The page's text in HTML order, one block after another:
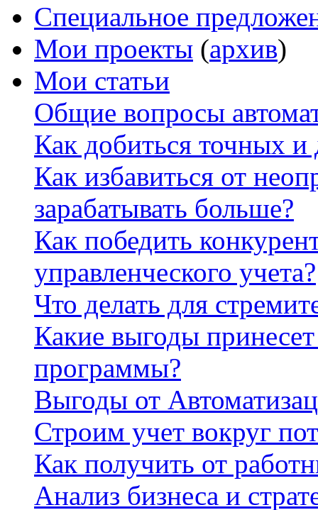
Специальное
Мои проекты (архив)
Мои статьи
Общие вопросы
Как добиться точных
Как избавиться от
зарабатывать больше?
Как победить
управленческого учета?
Что делать для
Какие выгоды
программы?
Выгоды от
Строим учет вокруг
Как получить от
Анализ бизнеса и